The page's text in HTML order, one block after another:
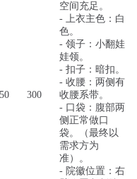
300
空间充足。
- 上衣主色：白
色。
- 领子：小翻娃
娃领。
- 扣子：暗扣。
- 收腰：两侧有
收腰系带。
- 口袋：腹部两
侧正常做口
袋。（最终以
需求方为
准）。
- 院徽位置：右